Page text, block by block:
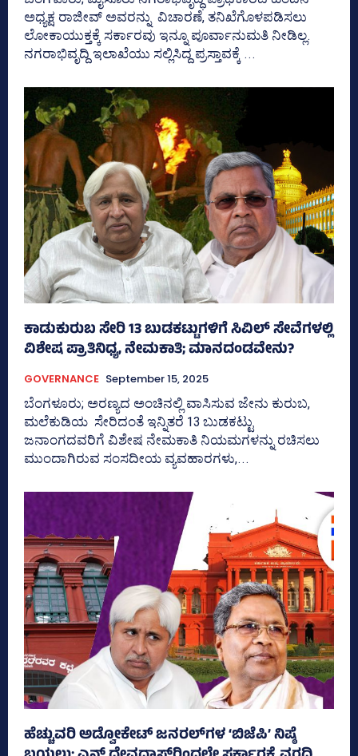
ಅಧ್ಯಕ್ಷ ರಾಜೀವ್‌ ಅವರನ್ನು ವಿಚಾರಣೆ, ತನಿಖೆಗೊಳಪಡಿಸಲು
ಲೋಕಾಯುಕ್ತಕ್ಕೆ ಸರ್ಕಾರವು ಇನ್ನೂ ಪೂರ್ವಾನುಮತಿ ನೀಡಿಲ್ಲ.
ನಗರಾಭಿವೃದ್ದಿ ಇಲಾಖೆಯು ಸಲ್ಲಿಸಿದ್ದ ಪ್ರಸ್ತಾವಕ್ಕೆ ...
ಕಾಡುಕುರುಬ ಸೇರಿ 13 ಬುಡಕಟ್ಟುಗಳಿಗೆ ಸಿವಿಲ್ ಸೇವೆಗಳಲ್ಲಿ
ವಿಶೇಷ ಪ್ರಾತಿನಿಧ್ಯ, ನೇಮಕಾತಿ; ಮಾನದಂಡವೇನು?
GOVERNANCE September 15, 2025
ಬೆಂಗಳೂರು; ಅರಣ್ಯದ ಅಂಚಿನಲ್ಲಿ ವಾಸಿಸುವ ಜೇನು ಕುರುಬ,
ಮಲೆಕುಡಿಯ ಸೇರಿದಂತೆ ಇನ್ನಿತರೆ 13 ಬುಡಕಟ್ಟು
ಜನಾಂಗದವರಿಗೆ ವಿಶೇಷ ನೇಮಕಾತಿ ನಿಯಮಗಳನ್ನು ರಚಿಸಲು
ಮುಂದಾಗಿರುವ ಸಂಸದೀಯ ವ್ಯವಹಾರಗಳು,...
ಹೆಚ್ಚುವರಿ ಅಡ್ವೋಕೇಟ್‌ ಜನರಲ್‌ಗಳ ‘ಬಿಜೆಪಿ’ ನಿಷ್ಠೆ